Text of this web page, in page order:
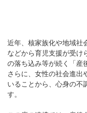
近年、核家族化や地域社
などから育児支援が受け
の落ち込み等が続く「産
さらに、女性の社会進出
いることから、心身の不
す。